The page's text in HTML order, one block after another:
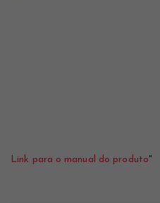
Link para o manual do produto"